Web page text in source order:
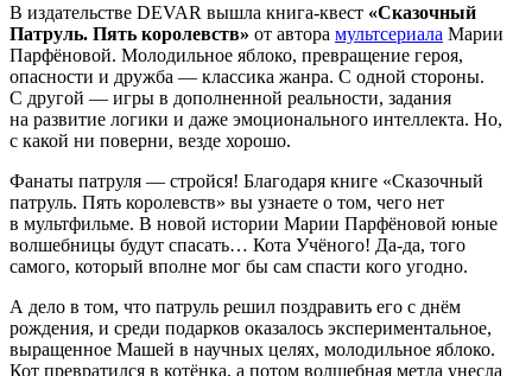
В издательстве DEVAR вышла книга-квест «Сказочный
Патруль. Пять королевств» от автора мультсериала Марии
Парфёновой. Молодильное яблоко, превращение героя,
опасности и дружба — классика жанра. С одной стороны.
С другой — игры в дополненной реальности, задания
на развитие логики и даже эмоционального интеллекта. Но,
с какой ни поверни, везде хорошо.
Фанаты патруля — стройся! Благодаря книге «Сказочный
патруль. Пять королевств» вы узнаете о том, чего нет
в мультфильме. В новой истории Марии Парфёновой юные
волшебницы будут спасать… Кота Учёного! Да-да, того
самого, который вполне мог бы сам спасти кого угодно.
А дело в том, что патруль решил поздравить его с днём
рождения, и среди подарков оказалось экспериментальное,
выращенное Машей в научных целях, молодильное яблоко.
Кот превратился в котёнка, а потом волшебная метла унесла